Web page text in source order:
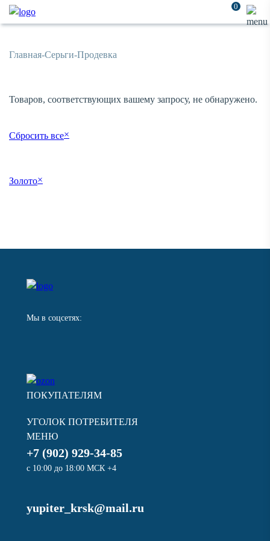
0
Главная-Серьги-Продевка
Товаров, соответствующих вашему запросу, не обнаружено.
Сбросить все×
Золото×
Мы в соцсетях:
ПОКУПАТЕЛЯМ
УГОЛОК ПОТРЕБИТЕЛЯ
МЕНЮ
+7 (902) 929-34-85
с 10:00 до 18:00 МСК +4
yupiter_krsk@mail.ru